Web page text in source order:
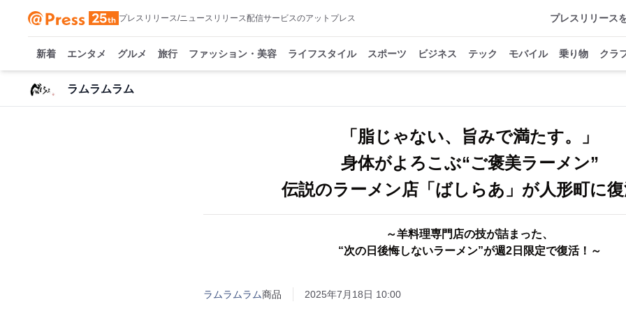
プレスリリース/ニュースリリース配信サービスのアットプレス プレスリリース
新着 エンタメ グルメ 旅行 ファッション・美容 ライフスタイル スポーツ ビジネス テック モバイル 乗り物 クラ
ラムラムラム
「脂じゃない、旨みで満たす。」
身体がよろこぶ“ご褒美ラーメン”
伝説のラーメン店「ばしらあ」が人形町に復
～羊料理専門店の技が詰まった、
“次の日後悔しないラーメン”が週2日限定で復活！～
ラムラムラム商品 2025年7月18日 10:00